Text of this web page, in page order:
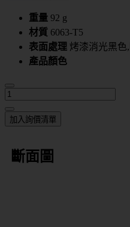
重量 92 g
材質 6063-T5
表面處理 烤漆消光黑色
產品顏色
加入詢價清單
斷面圖